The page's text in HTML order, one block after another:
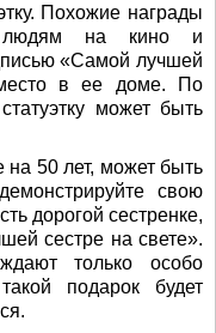
Похожие награды
людям на кино и
«Самой лучшей
место в ее доме. По
может быть
на 50 лет, может быть
свою
дорогой сестренке,
сестре на свете».
только особо
подарок будет